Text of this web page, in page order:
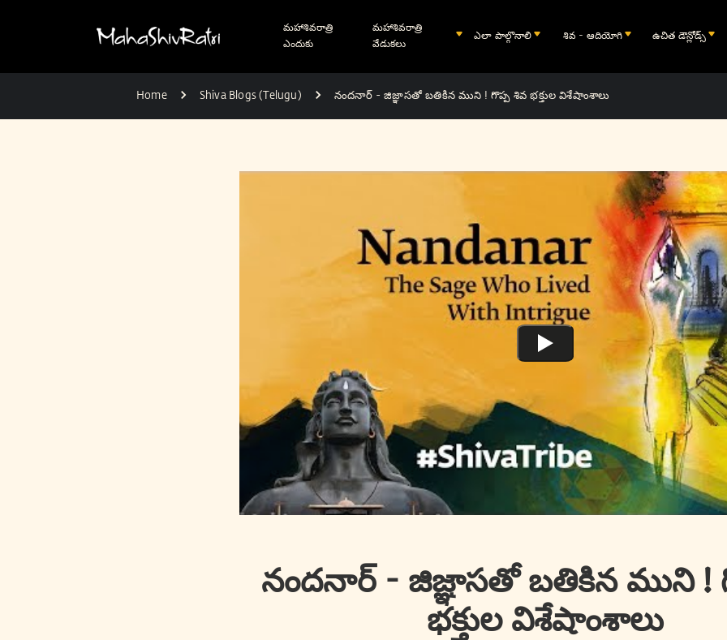
మహాశివరాత్రి
ఎందుకు
మహాశివరాత్రి
వేడుకలు
ఎలా పాల్గొనాలి శివ - ఆదియోగి ఉచిత డౌన్లోడ్స్
Home Shiva Blogs (Telugu) నందనార్ - జిజ్ఞాసతో బతికిన ముని ! గొప్ప శివ భక్తుల విశేషాంశాలు
నందనార్ - జిజ్ఞాసతో బతికిన ముని !
భక్తుల విశేషాంశాలు